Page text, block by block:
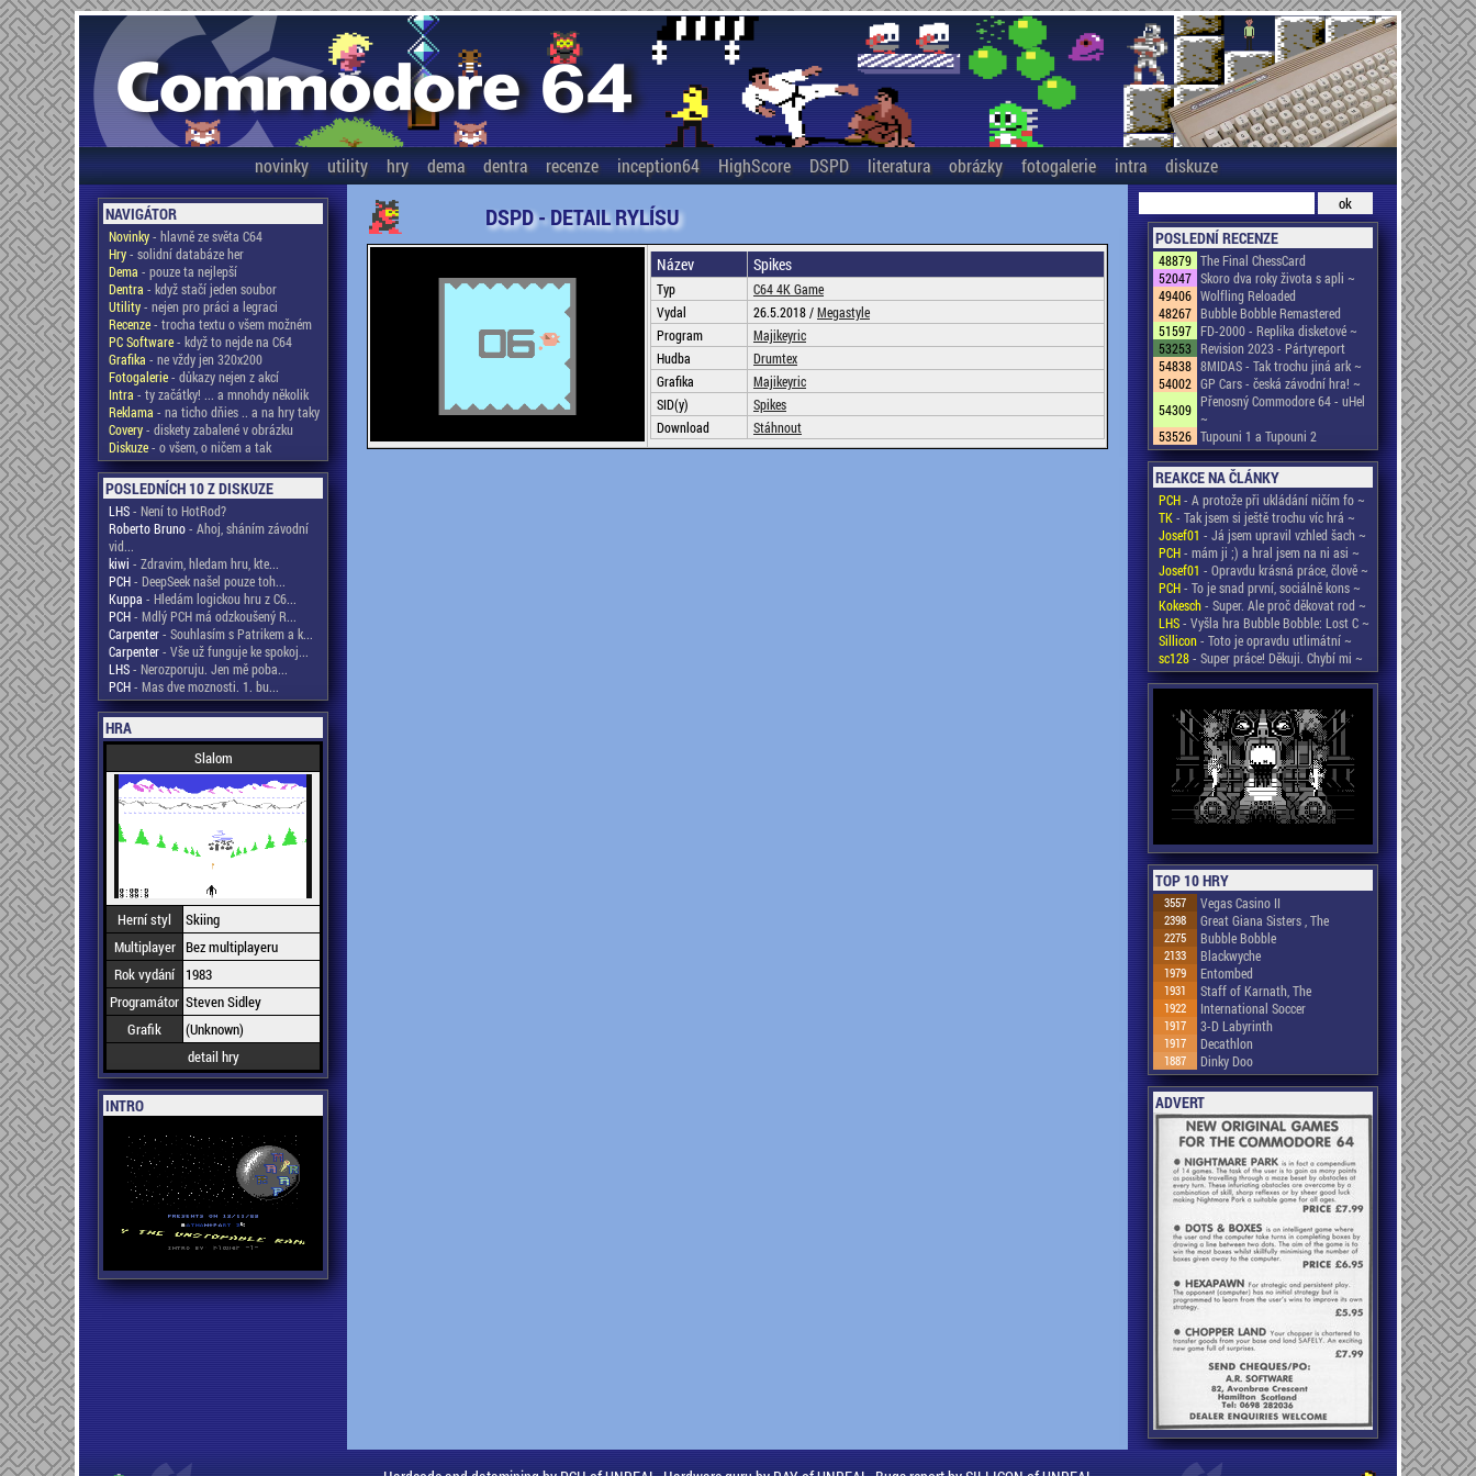
novinky utility hry dema dentra recenze inception64 HighScore DSPD literatura obrázky fotogalerie intra diskuze
NAVIGÁTOR
Novinky- hlavně ze světa C64
Hry- solidní databáze her
Dema - pouze ta nejlepší
Dentra - když stačí jeden soubor
Utility- nejen pro práci a legraci
Recenze- trocha textu o všem možném
PC Software- když to nejde na C64
Grafika - ne vždy jen 320x200
Fotogalerie- důkazy nejen z akcí
Intra - ty začátky! ... a mnohdy několik
Reklama - na ticho dňies .. a na hry taky
Covery- diskety zabalené v obrázku
Diskuze- o všem, o ničem a tak
POSLEDNÍCH 10 Z DISKUZE
LHS- Není to HotRod?
Roberto Bruno- Ahoj, sháním závodní
vid...
kiwi - Zdravim, hledam hru, kte...
PCH- DeepSeek našel pouze toh...
Kuppa - Hledám logickou hru z C6...
PCH- Mdlý PCH má odzkoušený R...
Carpenter- Souhlasím s Patrikem a k...
Carpenter- Vše už funguje ke spokoj...
LHS- Nerozporuju. Jen mě poba...
PCH- Mas dve moznosti. 1. bu...
HRA
Slalom
Herní styl
Skiing
Multiplayer Bez multiplayeru
Rok vydání
1983
Programátor Steven Sidley
Grafik
(Unknown)
detail hry
INTRO
DSPD - DETAIL RYLÍSU
Název Spikes
Typ
C64 4K Game
Vydal
26.5.2018 /Megastyle
Program
Majikeyric
Hudba
Drumtex
Grafika
Majikeyric
SID(y)
Spikes
Download
Stáhnout
POSLEDNÍ RECENZE
48879 The Final ChessCard
52047 Skoro dva roky života s apli ~
49406 Wolfling Reloaded
48267 Bubble Bobble Remastered
51597 FD-2000 - Replika disketové ~
53253 Revision 2023 - Pártyreport
54838 8MIDAS - Tak trochu jiná ark ~
54002 GP Cars - česká závodní hra! ~
54309 Přenosný Commodore 64 - uHel
~
53526 Tupouni 1 a Tupouni 2
REAKCE NA ČLÁNKY
PCH- A protože při ukládání ničím fo ~
TK- Tak jsem si ještě trochu víc hrá ~
Josef01 - Já jsem upravil vzhled šach ~
PCH- mám ji ;) a hral jsem na ni asi ~
Josef01 - Opravdu krásná práce, člově ~
PCH- To je snad první, sociálně kons ~
Kokesch- Super. Ale proč děkovat rod ~
LHS- Vyšla hra Bubble Bobble: Lost C ~
Sillicon- Toto je opravdu utlimátní ~
sc128- Super práce! Děkuji. Chybí mi ~
TOP 10 HRY
3557 Vegas Casino II
2398 Great Giana Sisters , The
2275 Bubble Bobble
2133 Blackwyche
1979 Entombed
1931 Staff of Karnath, The
1922 International Soccer
1917 3-D Labyrinth
1917 Decathlon
1887 Dinky Doo
ADVERT